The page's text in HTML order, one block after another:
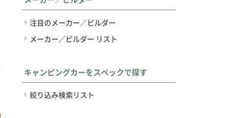
注目のメーカー／ビルダー
メーカー／ビルダー リスト
キャンピングカーをスペックで探す
絞り込み検索リスト